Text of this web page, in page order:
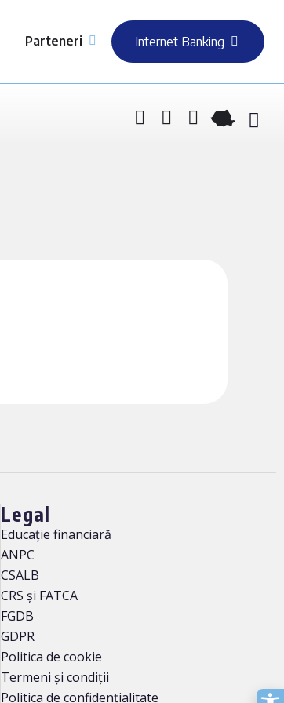
Parteneri Internet Banking
Legal
Educație financiară
ANPC
CSALB
CRS și FATCA
FGDB
GDPR
Politica de cookie
Termeni și condiții
Politica de confidențialitate